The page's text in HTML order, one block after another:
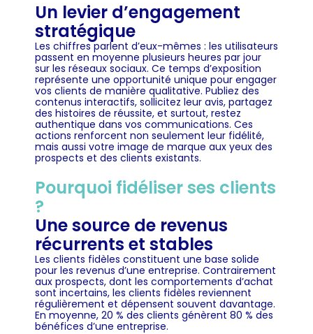
Un levier d’engagement
stratégique
Les chiffres parlent d’eux-mêmes : les utilisateurs
passent en moyenne plusieurs heures par jour
sur les réseaux sociaux. Ce temps d’exposition
représente une opportunité unique pour engager
vos clients de manière qualitative. Publiez des
contenus interactifs, sollicitez leur avis, partagez
des histoires de réussite, et surtout, restez
authentique dans vos communications. Ces
actions renforcent non seulement leur fidélité,
mais aussi votre image de marque aux yeux des
prospects et des clients existants.
Pourquoi fidéliser ses clients
?
Une source de revenus
récurrents et stables
Les clients fidèles constituent une base solide
pour les revenus d’une entreprise. Contrairement
aux prospects, dont les comportements d’achat
sont incertains, les clients fidèles reviennent
régulièrement et dépensent souvent davantage.
En moyenne, 20 % des clients génèrent 80 % des
bénéfices d’une entreprise.